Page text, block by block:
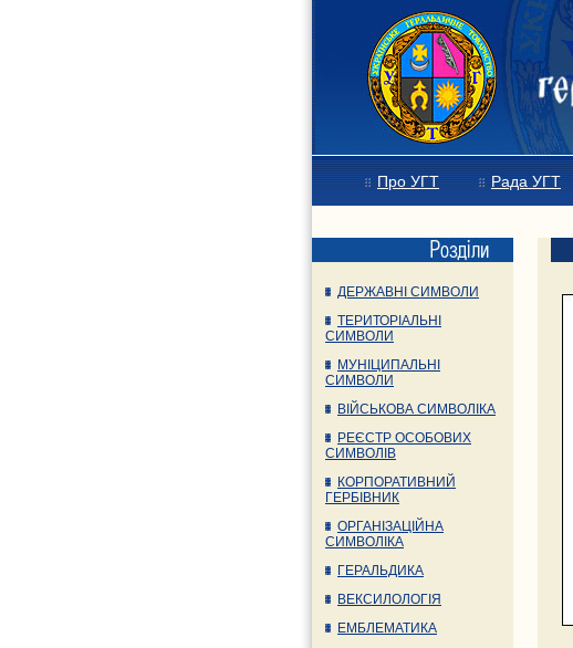
Про УГТ Рада УГТ
ДЕРЖАВНІ СИМВОЛИ
ТЕРИТОРІАЛЬНІ
СИМВОЛИ
МУНІЦИПАЛЬНІ
СИМВОЛИ
ВІЙСЬКОВА СИМВОЛІКА
РЕЄСТР ОСОБОВИХ
СИМВОЛІВ
КОРПОРАТИВНИЙ
ГЕРБІВНИК
ОРГАНІЗАЦІЙНА
СИМВОЛІКА
ГЕРАЛЬДИКА
ВЕКСИЛОЛОГІЯ
ЕМБЛЕМАТИКА